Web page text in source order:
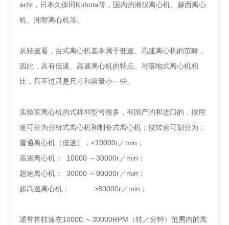
achi，日本久保田Kubota等，国内的湘仪离心机、赫西离心
机、湘智离心机等。
从转速看，台式离心机基本属于低速、高速离心机的范畴，
因此，具有低速、高速离心机的特点。与落地式离心机相
比，只不过只是尺寸和容量小一些。
实验室离心机的式样和型号很多，有国产的和进口的，按用
途可分为分析式离心机和制备式离心机；按转速可划分为：
普通离心机（低速）：<10000r／min；
高速离心机： 10000 ～30000r／min；
超速离心机： 30000 ～80000r／min；
超高速离心机： >80000r／min；
通常将转速在10000 ～30000RPM（转／分钟）范围内的离